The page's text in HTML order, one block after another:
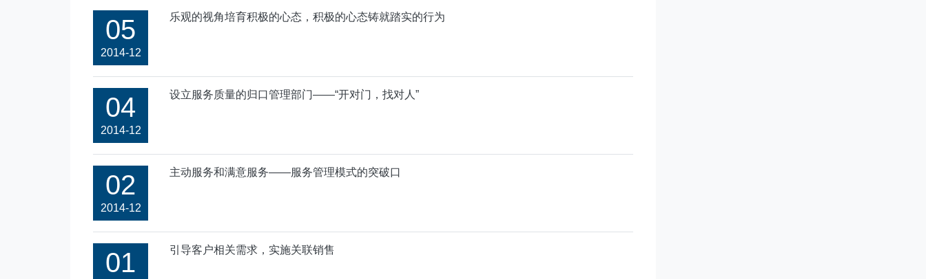
05
2014-12
乐观的视角培育积极的心态，积极的心态铸就踏实的行为
04
2014-12
设立服务质量的归口管理部门——“开对门，找对人”
02
2014-12
主动服务和满意服务——服务管理模式的突破口
01 引导客户相关需求，实施关联销售